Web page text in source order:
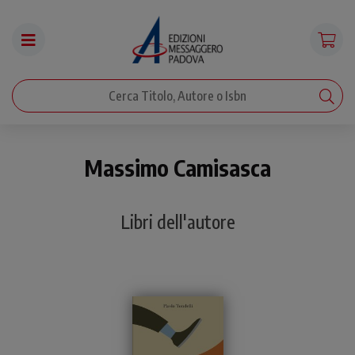
Massimo Camisasca
Libri dell'autore